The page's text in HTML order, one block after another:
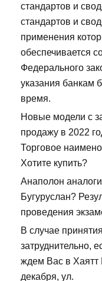
стандартов и
стандартов и
применения
обеспечивается
Федерального
указания банкам
время.
Новые модели с
продажу в 2022
Торговое
Хотите купить?
Анаполон
Бугуруслан?
проведения
В случае
затруднительно,
ждем Вас в Хаятт
декабря, ул.